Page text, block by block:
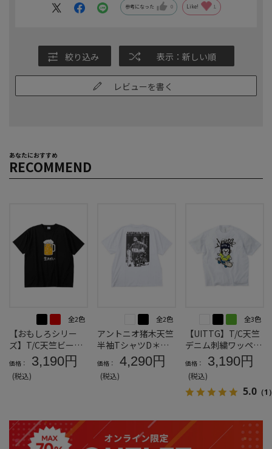
参考になった 0 Like! 1
絞り込み 表示：新しい順
レビューを書く
あなたにおすすめ
RECOMMEND
全2色
【おもしろシリー
ズ】T/C天竺ビール
生きがい半袖Tシャ
ツ＊カタログ商品
価格： 3,190円
(税込)
全2色
アントニオ猪木天竺
半袖TシャツD＊カ
タログ商品
価格： 4,290円
(税込)
全3色
【UITTG】T/C天竺
デニム刺繍ワッペン
半袖Tシャツ＊カタ
ログ商品
価格： 3,190円
(税込)
5.0 （1